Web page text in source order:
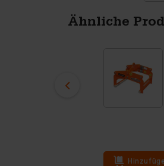
Ähnliche
(Klemmöffnung 40